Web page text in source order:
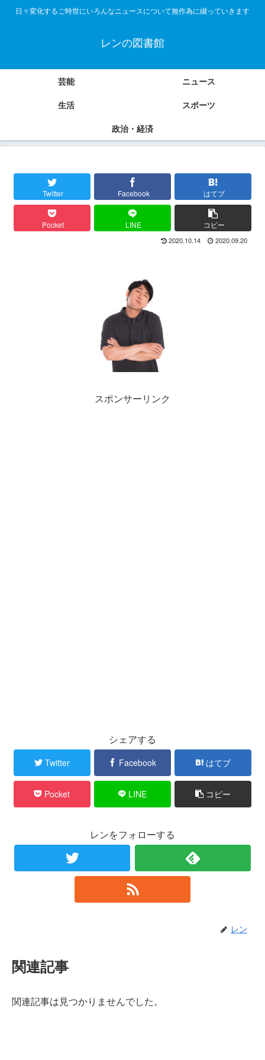
日々変化するご時世にいろんなニュースについて無作為に綴っていきます
レンの図書館
芸能
ニュース
生活
スポーツ
政治・経済
Twitter Facebook はてブ
Pocket LINE コピー
2020.10.14 2020.09.20
スポンサーリンク
シェアする
Twitter Facebook はてブ
Pocket LINE コピー
レンをフォローする
レン
関連記事
関連記事は見つかりませんでした。